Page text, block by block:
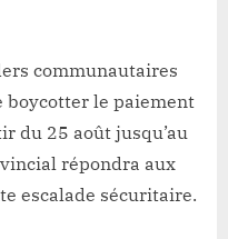
communautaires
boycotter le paiement
du 25 août jusqu’au
répondra aux
escalade sécuritaire.